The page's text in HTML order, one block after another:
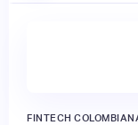
FINTECH